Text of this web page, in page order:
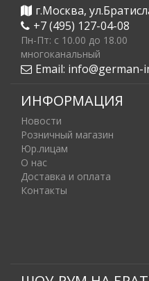
г.Москва,
+7 (495) 127-04-08
Пн-Пт: c 10.00 до 18.00
многоканальный
Email: info@german-
ИНФОРМАЦИЯ
Новости
Розничный магазин
Юр.лицам
О нас
Доставка и оплата
Контакты